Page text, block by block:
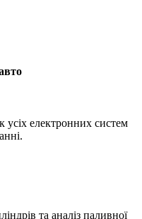
усіх електронних систем
та аналіз паливної